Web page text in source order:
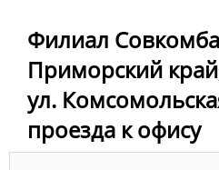
Филиал
Приморский
ул.
проезда к офису